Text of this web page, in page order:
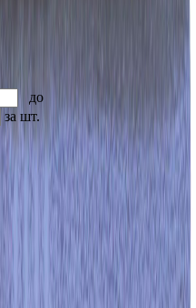
до
за шт.